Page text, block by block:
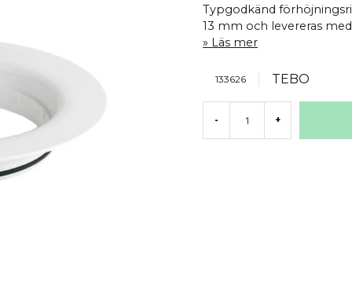
Typgodkänd
13 mm och levereras
Läs mer
133626 TEBO
- +